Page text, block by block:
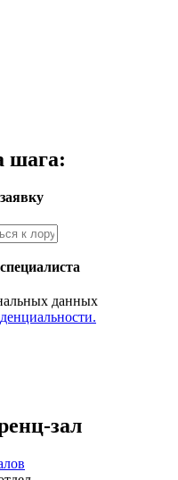
шага:
данных
зал